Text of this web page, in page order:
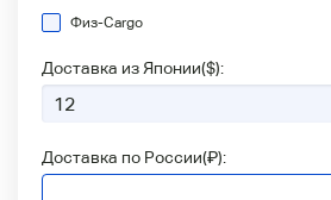
Физ-Сargo
Доставка из Японии($):
Доставка по России(₽):